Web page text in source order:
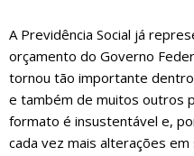
A Previdência Social já
orçamento do Governo
tornou tão importante
e também de muitos outros
formato é insustentável e,
cada vez mais alterações em